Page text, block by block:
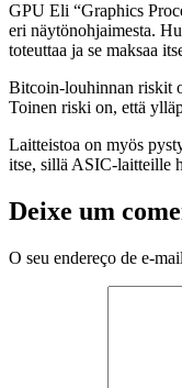
GPU Eli “Graphics
eri näytönohjaimesta.
toteuttaa ja se maksaa
Bitcoin-louhinnan riskit
Toinen riski on, että
Laitteistoa on myös
itse, sillä ASIC-laitteille
Deixe um
O seu endereço de e-